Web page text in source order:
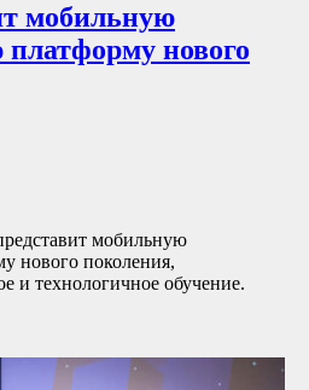
мобильную
платформу нового
мобильную
нового поколения,
и технологичное обучение.